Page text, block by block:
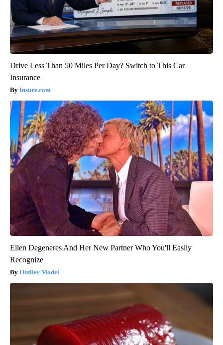
Drive Less Than 50 Miles Per Day? Switch to This Car
Insurance
Insure.com
Ellen Degeneres And Her New Partner Who You'll Easily
Recognize
Outlier Model